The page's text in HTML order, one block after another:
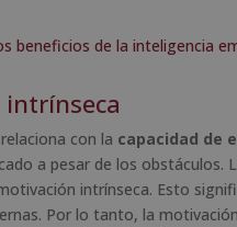
beneficios de la inteligencia
con la capacidad de
a pesar de los obstáculos.
intrínseca. Esto
Por lo tanto, la